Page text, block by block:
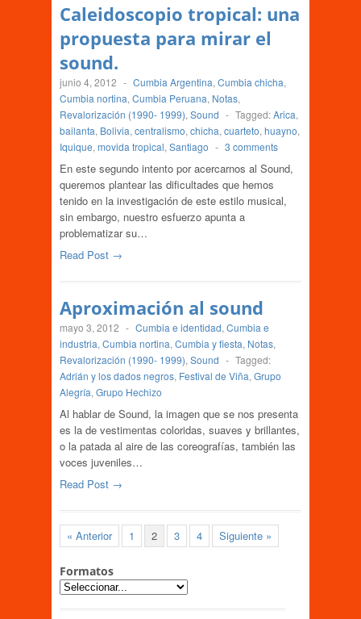
Caleidoscopio tropical: una
propuesta para mirar el
sound.
junio 4, 2012 - Cumbia Argentina, Cumbia chicha,
Cumbia nortina, Cumbia Peruana, Notas,
Revalorización (1990- 1999), Sound - Tagged:Arica,
bailanta, Bolivia, centralismo, chicha, cuarteto, huayno,
Iquique, movida tropical, Santiago - 3 comments
En este segundo intento por acercarnos al Sound,
queremos plantear las dificultades que hemos
tenido en la investigación de este estilo musical,
sin embargo, nuestro esfuerzo apunta a
problematizar su…
Read Post →
Aproximación al sound
mayo 3, 2012 - Cumbia e identidad, Cumbia e
industria, Cumbia nortina, Cumbia y fiesta, Notas,
Revalorización (1990- 1999), Sound - Tagged:
Adrián y los dados negros, Festival de Viña, Grupo
Alegría, Grupo Hechizo
Al hablar de Sound, la imagen que se nos presenta
es la de vestimentas coloridas, suaves y brillantes,
o la patada al aire de las coreografías, también las
voces juveniles…
Read Post →
« Anterior 1 2 3 4 Siguiente »
Formatos